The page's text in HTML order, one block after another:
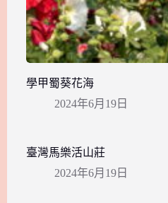
學甲蜀葵花海
2024年6月19日
臺灣馬樂活山莊
2024年6月19日